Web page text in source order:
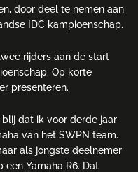
door deel te nemen aan
IDC kampioenschap.
rijders aan de start
Op korte
presenteren.
blij dat ik voor derde jaar
van het SWPN team.
als jongste deelnemer
Yamaha R6. Dat